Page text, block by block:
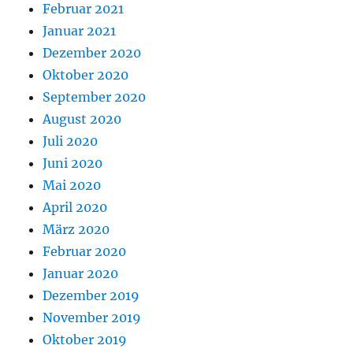
Februar 2021
Januar 2021
Dezember 2020
Oktober 2020
September 2020
August 2020
Juli 2020
Juni 2020
Mai 2020
April 2020
März 2020
Februar 2020
Januar 2020
Dezember 2019
November 2019
Oktober 2019